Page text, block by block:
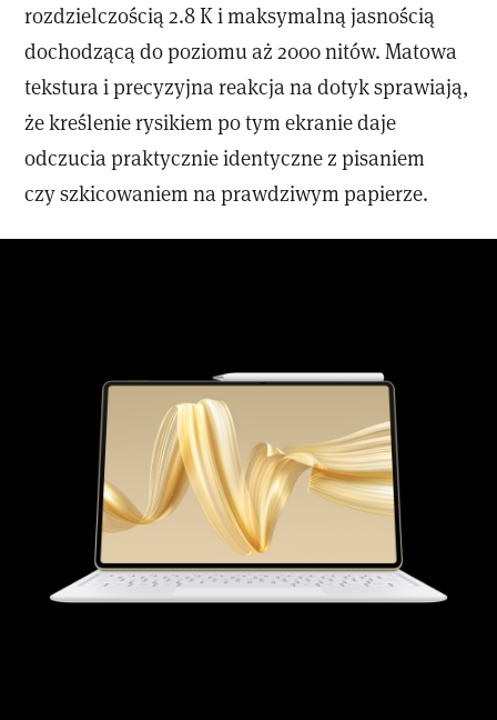
rozdzielczością 2.8 K i maksymalną jasnością
dochodzącą do poziomu aż 2000 nitów. Matowa
tekstura i precyzyjna reakcja na dotyk sprawiają,
że kreślenie rysikiem po tym ekranie daje
odczucia praktycznie identyczne z pisaniem
czy szkicowaniem na prawdziwym papierze.